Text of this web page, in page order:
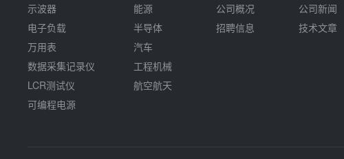
示波器
电子负载
万用表
数据采集记录仪
LCR测试仪
可编程电源
能源
半导体
汽车
工程机械
航空航天
公司概况
招聘信息
公司新闻
技术文章